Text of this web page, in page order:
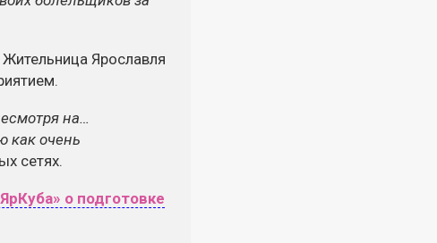
Жительница Ярославля
на…
как очень
сетях.
о подготовке